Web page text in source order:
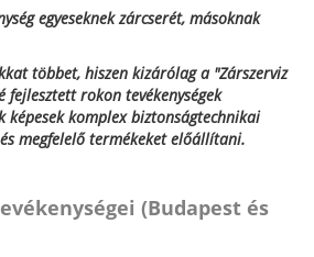
egyeseknek zárcserét, másoknak
többet, hiszen kizárólag a "Zárszerviz
fejlesztett rokon tevékenységek
képesek komplex biztonságtechnikai
megfelelő termékeket előállítani.
(Budapest és